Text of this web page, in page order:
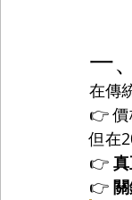
一
在傳
👉
但在
👉
👉